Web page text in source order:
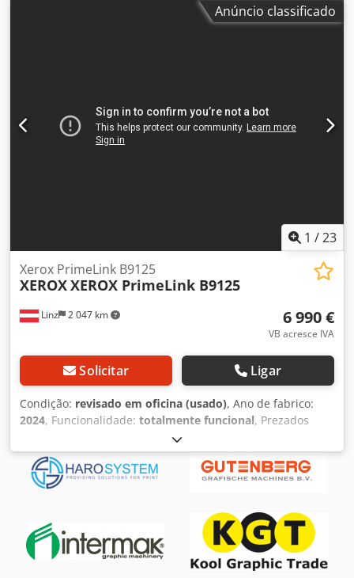
Doença: Esta oferta é para um dispositivo usado, que pode
consulta para isso! Embalagem para embarque e envio
para todo o mundo disponíveis mediante solicitação!
Cjdpfsv R Tx Nsx Aireha Antes do envio ou da retirada, um
Anúncio classificado
1 /23
Linz 2 047 km
Xerox PrimeLink B9125
XEROXXEROX PrimeLink B9125
6 990 €
VB acresce IVA
Solicitar Ligar
Condição: revisado em oficina (usado), Ano de fabrico:
2024, Funcionalidade: totalmente funcional, Prezados
Senhores e Senhoras, Oferecemos para venda uma XEROX
PrimeLink B9125 com alimentador de alta capacidade para
A4 com 2 bandejas, módulo de interface Decurler e
empilhador de alta capacidade com 1 carrinho manual.
impressões totais A máquina foi completamente e
profissionalmente revisada na oficina do vendedor e
encontra-se em excelente estado operacional, com
qualidade de impressão perfeita! Por favor, entre em